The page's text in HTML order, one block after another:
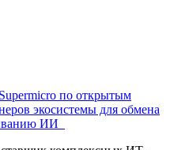
по открытым
экосистемы для обмена
ИИ